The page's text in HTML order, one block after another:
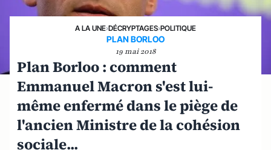
A LA UNE›DÉCRYPTAGES›POLITIQUE
PLAN BORLOO
19 mai 2018
Plan Borloo : comment
Emmanuel Macron s'est lui-
même enfermé dans le piège de
l'ancien Ministre de la cohésion
sociale...